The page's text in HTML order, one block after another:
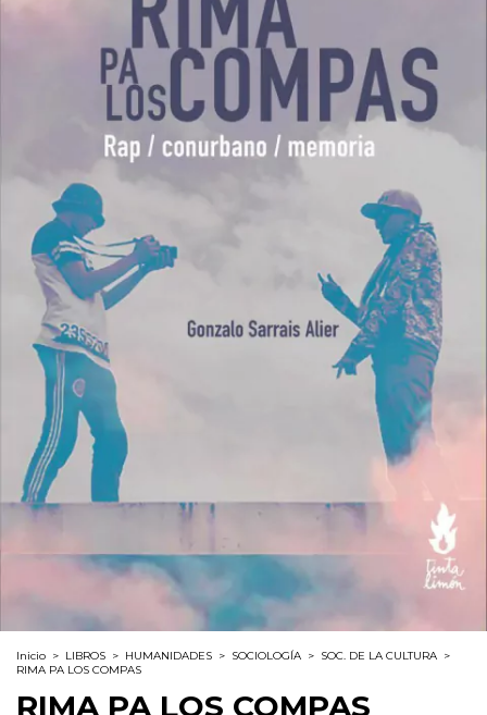
Inicio > LIBROS > HUMANIDADES > SOCIOLOGÍA > SOC. DE LA CULTURA >
RIMA PA LOS COMPAS
RIMA PA LOS COMPAS